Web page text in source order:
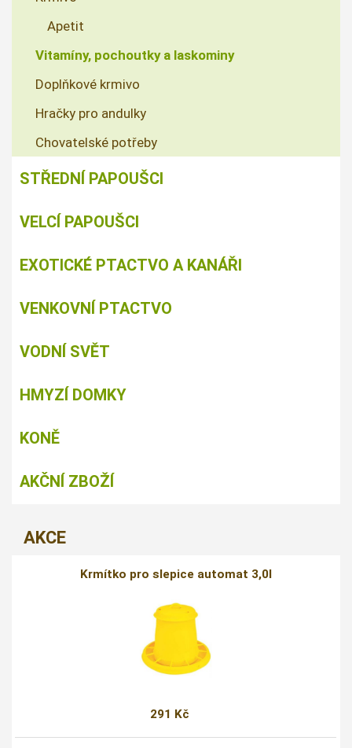
Apetit
Vitamíny, pochoutky a laskominy
Doplňkové krmivo
Hračky pro andulky
Chovatelské potřeby
STŘEDNÍ PAPOUŠCI
VELCÍ PAPOUŠCI
EXOTICKÉ PTACTVO A KANÁŘI
VENKOVNÍ PTACTVO
VODNÍ SVĚT
HMYZÍ DOMKY
KONĚ
AKČNÍ ZBOŽÍ
AKCE
Krmítko pro slepice automat 3,0l
291 Kč